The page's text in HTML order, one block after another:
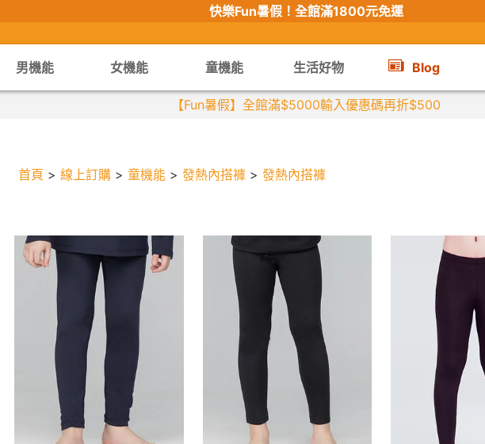
快樂Fun暑假！ 全館滿1800元免運
男機能 女機能 童機能 生活好物 Blog
首頁 > 線上訂購 > 童機能 > 發熱內搭褲 > 發熱內搭褲